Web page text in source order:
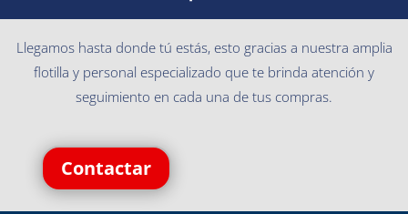
Llegamos hasta donde tú estás, esto gracias a nuestra amplia
flotilla y personal especializado que te brinda atención y
seguimiento en cada una de tus compras.
Contactar